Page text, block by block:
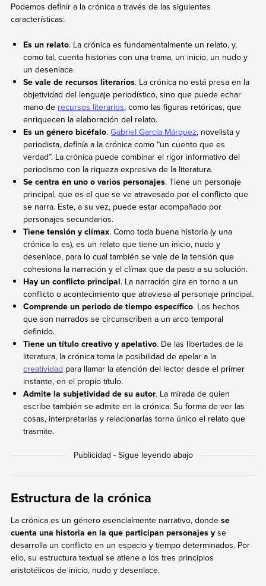
Podemos definir a la crónica a través de las siguientes
características:
Es un relato. La crónica es fundamentalmente un relato, y,
como tal, cuenta historias con una trama, un inicio, un nudo y
un desenlace.
Se vale de recursos literarios. La crónica no está presa en la
objetividad del lenguaje periodístico, sino que puede echar
mano de recursos literarios, como las figuras retóricas, que
enriquecen la elaboración del relato.
Es un género bicéfalo.Gabriel García Márquez, novelista y
periodista, definía a la crónica como “un cuento que es
verdad”. La crónica puede combinar el rigor informativo del
periodismo con la riqueza expresiva de la literatura.
Se centra en uno o varios personajes. Tiene un personaje
principal, que es el que se ve atravesado por el conflicto que
se narra. Este, a su vez, puede estar acompañado por
personajes secundarios.
Tiene tensión y clímax. Como toda buena historia (y una
crónica lo es), es un relato que tiene un inicio, nudo y
desenlace, para lo cual también se vale de la tensión que
cohesiona la narración y el clímax que da paso a su solución.
Hay un conflicto principal. La narración gira en torno a un
conflicto o acontecimiento que atraviesa al personaje principal.
Comprende un periodo de tiempo específico. Los hechos
que son narrados se circunscriben a un arco temporal
definido.
Tiene un título creativo y apelativo. De las libertades de la
literatura, la crónica toma la posibilidad de apelar a la
creatividad para llamar la atención del lector desde el primer
instante, en el propio título.
Admite la subjetividad de su autor. La mirada de quien
escribe también se admite en la crónica. Su forma de ver las
cosas, interpretarlas y relacionarlas torna único el relato que
trasmite.
Estructura de la crónica
La crónica es un género esencialmente narrativo, donde se
cuenta una historia en la que participan personajes yse
desarrolla un conflicto en un espacio y tiempo determinados. Por
ello, su estructura textual se atiene a los tres principios
aristotélicos de inicio, nudo y desenlace.